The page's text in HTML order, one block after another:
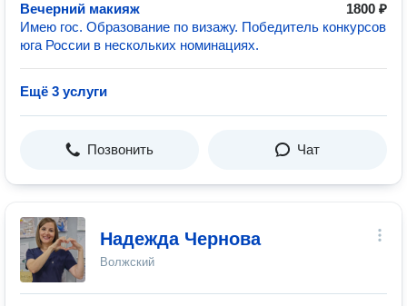
Вечерний макияж
1800 ₽
Имею гос. Образование по визажу. Победитель конкурсов
юга России в нескольких номинациях.
Ещё 3 услуги
Позвонить Чат
Надежда Чернова
Волжский